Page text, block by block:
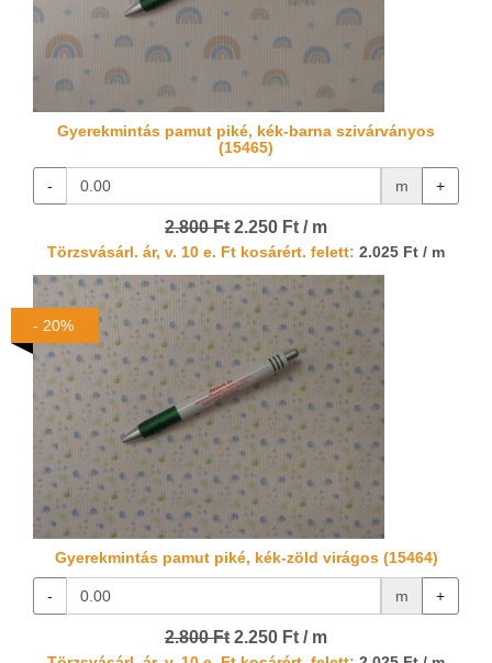
Gyerekmintás pamut piké, kék-barna szivárványos
(15465)
- m +
2.800 Ft 2.250 Ft / m
Törzsvásárl. ár, v. 10 e. Ft kosárért. felett: 2.025 Ft / m
Gyerekmintás pamut piké, kék-zöld virágos (15464)
- m +
2.800 Ft 2.250 Ft / m
- 20%